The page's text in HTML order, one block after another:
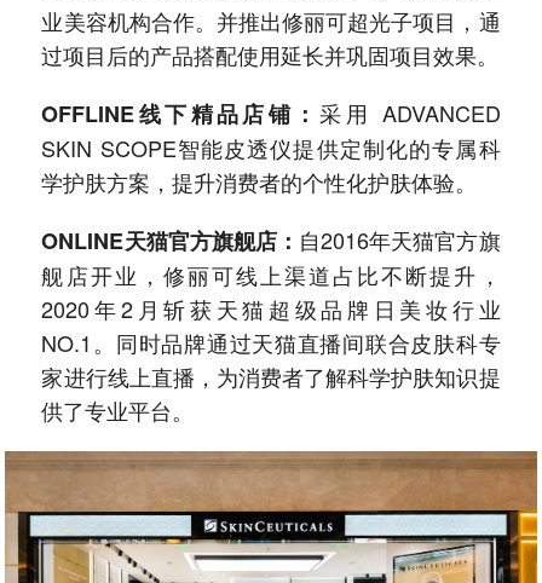
业美容机构合作。并推出修丽可超光子项目，通
过项目后的产品搭配使用延长并巩固项目效果。
OFFLINE线下精品店铺：采用 ADVANCED
SKIN SCOPE智能皮透仪提供定制化的专属科
学护肤方案，提升消费者的个性化护肤体验。
ONLINE天猫官方旗舰店： 自2016年天猫官方旗
舰店开业，修丽可线上渠道占比不断提升，
2020年2月斩获天猫超级品牌日美妆行业
NO.1。同时品牌通过天猫直播间联合皮肤科专
家进行线上直播，为消费者了解科学护肤知识提
供了专业平台。